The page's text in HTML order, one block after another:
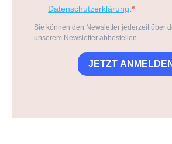
Datenschutzerklärung
Sie können den Newsletter jederzeit über
unserem Newsletter abbestellen.
JETZT ANMELDEN